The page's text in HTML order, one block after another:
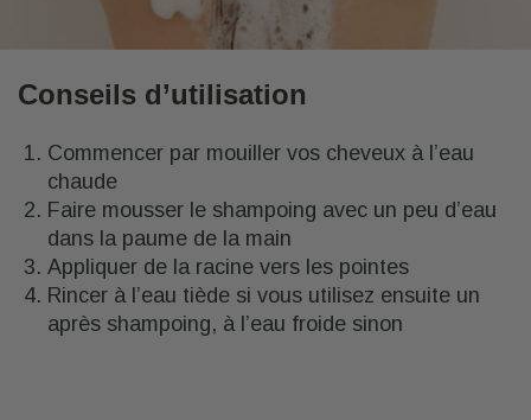
Conseils d’utilisation
Commencer par mouiller vos cheveux à l’eau
chaude
Faire mousser le shampoing avec un peu d’eau
dans la paume de la main
Appliquer de la racine vers les pointes
Rincer à l’eau tiède si vous utilisez ensuite un
après shampoing, à l’eau froide sinon